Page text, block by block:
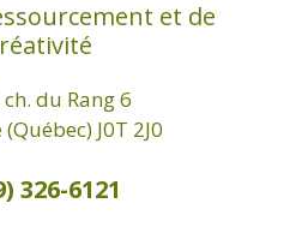
et de
du Rang 6
J0T 2J0
326-6121